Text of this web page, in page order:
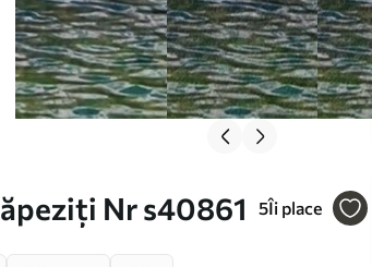
Nr s40861 5Îi place